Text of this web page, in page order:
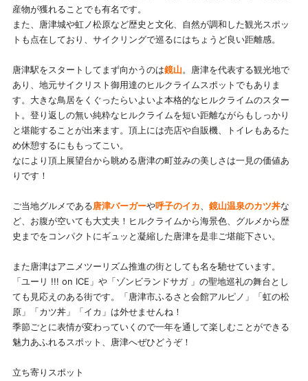
産物が獲れることでも有名です。
また、唐津城や虹ノ松原など歴史と文化、自然が調和した観光スポッ
トも点在しており、サイクリングで巡るにはちょうど良い距離感。
唐津駅をスタートしてまず向かうのは鏡山。唐津を代表する観光地で
あり、地元サイクリスト御用達のヒルクライムスポットでもありま
す。大きな鳥居をくぐったらいよいよ本格的なヒルクライムのスター
ト。登り返しの無い純粋なヒルクライムを短い距離ながらもしっかり
と堪能することが出来ます。頂上には売店や自販機、トイレもあるた
め休憩するにももってこい。
なにより頂上展望台から眺める唐津の町並みの美しさは一見の価値あ
りです！
ご当地グルメである唐津バーガーや呼子のイカ 鏡山温泉のカツ丼な
ど、お腹が空いても大丈夫！ヒルクライムから海景色、グルメから歴
史までをコンパクトにギュッと凝縮した唐津を是非ご堪能下さい。
また唐津はアニメツーリズム推進の街としても名を馳せています。
「ユーリ !!! on ICE」や「ゾンビランドサガ 」の聖地巡礼の舞台とし
ても見応えのある街です。「唐津市ふるさと会館アルピノ」「虹の松
原」「カツ丼」「イカ」は外せませんね！
季節ごとに表情が変わっていくので一年を通して楽しむことができる
魅力あふれるスポット、唐津へぜひどうぞ！
立ち寄りスポット